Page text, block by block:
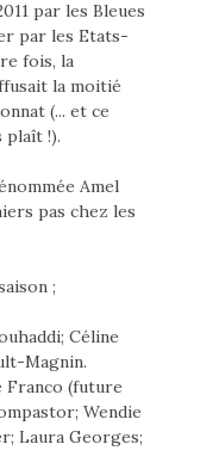
par les Bleues
par les Etats-
fois, la
la moitié
(... et ce
plaît !).
Amel
pas chez les
;
Céline
Magnin.
Franco (future
Wendie
Laura Georges;